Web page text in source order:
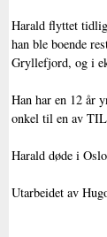
Harald flyttet
han ble boende
Gryllefjord, og i
Han har en 12 år
onkel til en av
Harald døde i
Utarbeidet av